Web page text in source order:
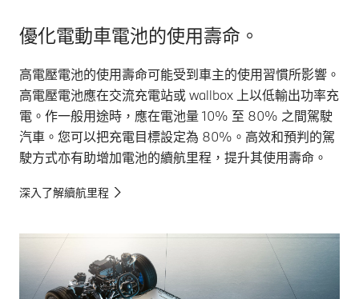
優化電動車電池的使用壽命。
高電壓電池的使用壽命可能受到車主的使用習慣所影響。
高電壓電池應在交流充電站或 wallbox 上以低輸出功率充
電。作一般用途時，應在電池量 10% 至 80% 之間駕駛
汽車。您可以把充電目標設定為 80%。高效和預判的駕
駛方式亦有助增加電池的續航里程，提升其使用壽命。
深入了解續航里程